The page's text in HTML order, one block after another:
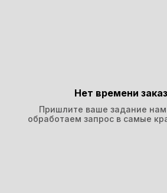
Нет времени
Пришлите ваше задание
обработаем запрос в самые